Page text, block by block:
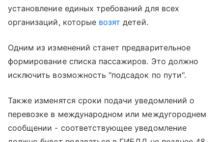
установление единых требований для всех
организаций, которые возят детей.
Одним из изменений станет предварительное
формирование списка пассажиров. Это должно
исключить возможность "подсадок по пути".
Также изменятся сроки подачи уведомлений о
перевозке в международном или междугороднем
сообщении - соответствующее уведомление